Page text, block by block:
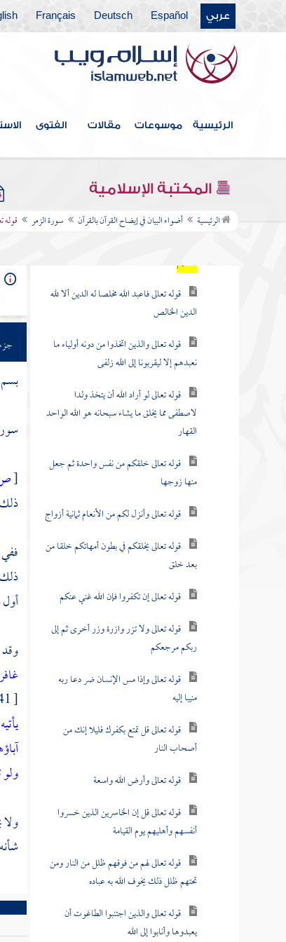
عربي Español
Deutsch
Français
الرئيسية موسوعات مقالات الفتوى
المكتبة الإسلامية
الرئيسية أضواء البيان في إيضاح القرآن بالقرآن سورة الزمر قوله
سورة السجدة
سورة الأحزاب
سورة سبأ
سورة فاطر
سورة الصافات
سورة ص
سورة الزمر
الحكيم
قوله تعالى فاعبد الله مخلصا له الدين ألا لله
الدين الخالص
قوله تعالى والذين اتخذوا من دونه أولياء ما
نعبدهم إلا ليقربونا إلى الله زلفى
قوله تعالى لو أراد الله أن يتخذ ولدا
لاصطفى مما يخلق ما يشاء سبحانه هو الله الواحد
القهار
قوله تعالى خلقكم من نفس واحدة ثم جعل
منها زوجها
قوله تعالى وأنزل لكم من الأنعام ثمانية أزواج
قوله تعالى يخلقكم في بطون أمهاتكم خلقا من
بعد خلق
قوله تعالى إن تكفروا فإن الله غني عنكم
قوله تعالى ولا تزر وازرة وزر أخرى ثم إلى
ربكم مرجعكم
قوله تعالى وإذا مس الإنسان ضر دعا ربه
منيبا إليه
قوله تعالى قل تمتع بكفرك قليلا إنك من
أصحاب النار
قوله تعالى وأرض الله واسعة
قوله تعالى قل إن الخاسرين الذين خسروا
أنفسهم وأهليهم يوم القيامة
قوله تعالى لهم من فوقهم ظلل من النار ومن
تحتهم ظلل ذلك يخوف الله به عباده
قوله تعالى والذين اجتنبوا الطاغوت أن
يعبدوها وأنابوا إلى الله
جزء
[
[ 41 \ 1 - 2 ] . وقوله تعالى في أول هود :